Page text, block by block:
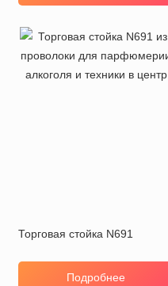
Торговая стойка N691
Подробнее